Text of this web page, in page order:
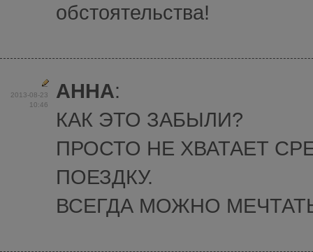
обстоятельства!
2013-08-23
10:46
АННА:
КАК ЭТО ЗАБЫЛИ?
ПРОСТО НЕ ХВАТАЕТ
ПОЕЗДКУ.
ВСЕГДА МОЖНО